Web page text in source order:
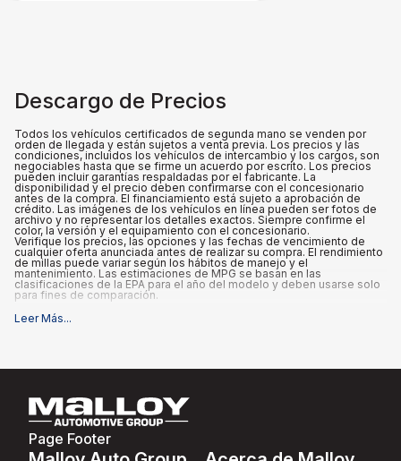
Descargo de Precios
Todos los vehículos certificados de segunda mano se venden por
orden de llegada y están sujetos a venta previa. Los precios y las
condiciones, incluidos los vehículos de intercambio y los cargos, son
negociables hasta que se firme un acuerdo por escrito. Los precios
pueden incluir garantías respaldadas por el fabricante. La
disponibilidad y el precio deben confirmarse con el concesionario
antes de la compra. El financiamiento está sujeto a aprobación de
crédito. Las imágenes de los vehículos en línea pueden ser fotos de
archivo y no representar los detalles exactos. Siempre confirme el
color, la versión y el equipamiento con el concesionario.
Verifique los precios, las opciones y las fechas de vencimiento de
cualquier oferta anunciada antes de realizar su compra. El rendimiento
de millas puede variar según los hábitos de manejo y el
mantenimiento. Las estimaciones de MPG se basan en las
clasificaciones de la EPA para el año del modelo y deben usarse solo
para fines de comparación.
Qué está incluido
seleccionado por el comprador, así como los impuestos estatales y
locales, placas, registro y tarifas de título.
Leer Más...
Page Footer